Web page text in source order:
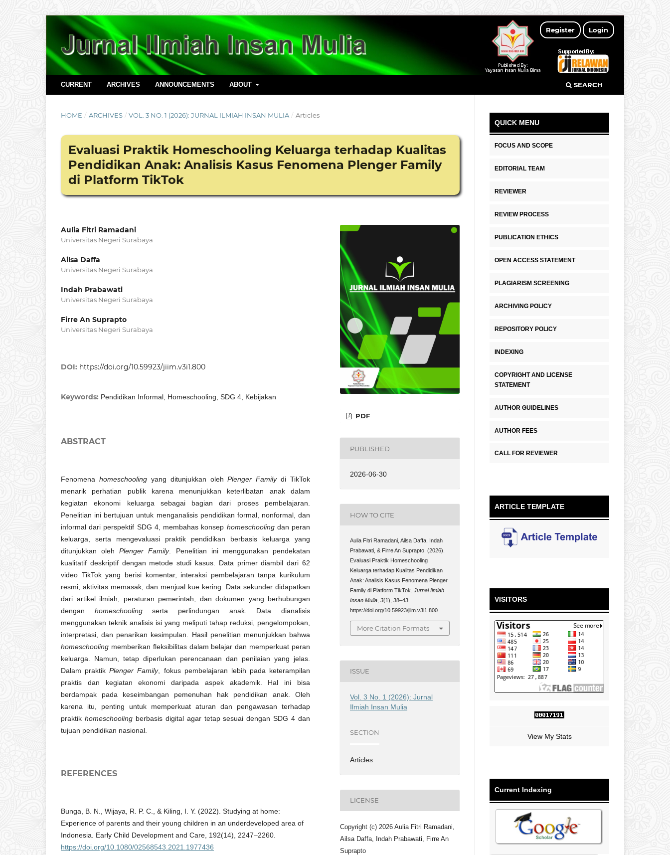
CURRENT ARCHIVES ANNOUNCEMENTS ABOUT SEARCH
Register Login
HOME / ARCHIVES / VOL. 3 NO. 1 (2026): JURNAL ILMIAH INSAN MULIA / Articles
Evaluasi Praktik Homeschooling Keluarga terhadap Kualitas
Pendidikan Anak: Analisis Kasus Fenomena Plenger Family
di Platform TikTok
Aulia Fitri Ramadani
Universitas Negeri Surabaya
Ailsa Daffa
Universitas Negeri Surabaya
Indah Prabawati
Universitas Negeri Surabaya
Firre An Suprapto
Universitas Negeri Surabaya
DOI: https://doi.org/10.59923/jiim.v3i1.800
Keywords: Pendidikan Informal, Homeschooling, SDG 4, Kebijakan
ABSTRACT
Fenomena homeschoolingyang ditunjukkan olehPlenger Familydi TikTok
menarik perhatian publik karena menunjukkan keterlibatan anak dalam
kegiatan ekonomi keluarga sebagai bagian dari proses pembelajaran.
Penelitian ini bertujuan untuk menganalisis pendidikan formal, nonformal, dan
informal dari perspektif SDG 4, membahas konsep homeschoolingdan peran
keluarga, serta mengevaluasi praktik pendidikan berbasis keluarga yang
ditunjukkan olehPlenger Family. Penelitian ini menggunakan pendekatan
kualitatif deskriptif dengan metode studi kasus. Data primer diambil dari 62
video TikTok yang berisi komentar, interaksi pembelajaran tanpa kurikulum
resmi, aktivitas memasak, dan menjual kue kering. Data sekunder didapatkan
dari artikel ilmiah, peraturan pemerintah, dan dokumen yang berhubungan
dengan homeschoolingserta perlindungan anak. Data dianalisis
menggunakan teknik analisis isi yang meliputi tahap reduksi, pengelompokan,
interpretasi, dan penarikan kesimpulan. Hasil penelitian menunjukkan bahwa
homeschooling memberikan fleksibilitas dalam belajar dan memperkuat peran
keluarga. Namun, tetap diperlukan perencanaan dan penilaian yang jelas.
Dalam praktikPlenger Family, fokus pembelajaran lebih pada keterampilan
praktis dan kegiatan ekonomi daripada aspek akademik. Hal ini bisa
berdampak pada keseimbangan pemenuhan hak pendidikan anak. Oleh
karena itu, penting untuk memperkuat aturan dan pengawasan terhadap
praktik homeschoolingberbasis digital agar tetap sesuai dengan SDG 4 dan
tujuan pendidikan nasional.
REFERENCES
Bunga, B. N., Wijaya, R. P. C., & Kiling, I. Y. (2022). Studying at home:
Experience of parents and their young children in an underdeveloped area of
Indonesia. Early Child Development and Care, 192(14), 2247–2260.
https://doi.org/10.1080/02568543.2021.1977436
PDF
PUBLISHED
2026-06-30
HOW TO CITE
Aulia Fitri Ramadani, Ailsa Daffa, Indah
Prabawati, & Firre An Suprapto. (2026).
Evaluasi Praktik Homeschooling
Keluarga terhadap Kualitas Pendidikan
Anak: Analisis Kasus Fenomena Plenger
Family di Platform TikTok.Jurnal Ilmiah
Insan Mulia ,3(1), 38–43.
https://doi.org/10.59923/jiim.v3i1.800
More Citation Formats
ISSUE
Vol. 3 No. 1 (2026): Jurnal
Ilmiah Insan Mulia
SECTION
Articles
LICENSE
Copyright (c) 2026 Aulia Fitri Ramadani,
Ailsa Daffa, Indah Prabawati, Firre An
Suprapto
QUICK MENU
FOCUS AND SCOPE
EDITORIAL TEAM
REVIEWER
REVIEW PROCESS
PUBLICATION ETHICS
OPEN ACCESS STATEMENT
PLAGIARISM SCREENING
ARCHIVING POLICY
REPOSITORY POLICY
INDEXING
COPYRIGHT AND LICENSE
STATEMENT
AUTHOR GUIDELINES
AUTHOR FEES
CALL FOR REVIEWER
ARTICLE TEMPLATE
VISITORS
View My Stats
Current Indexing